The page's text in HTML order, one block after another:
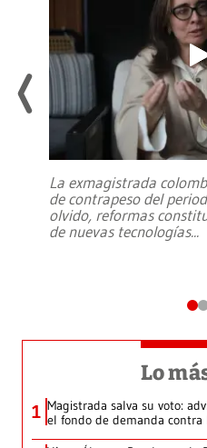
La exmagistrada
de contrapeso del
olvido, reformas
de nuevas tecnologías...
Lo
1 Magistrada salva su voto:
el fondo de demanda contra